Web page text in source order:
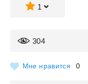
1
304
Мне нравится 0